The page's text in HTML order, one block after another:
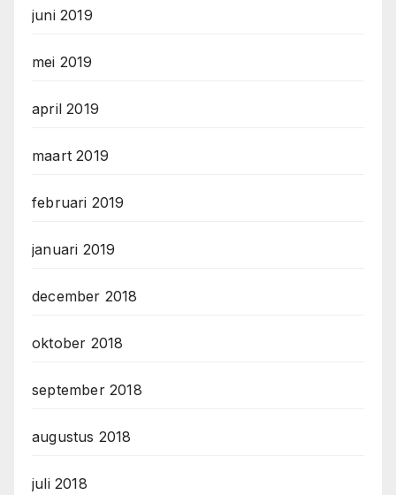
juni 2019
mei 2019
april 2019
maart 2019
februari 2019
januari 2019
december 2018
oktober 2018
september 2018
augustus 2018
juli 2018